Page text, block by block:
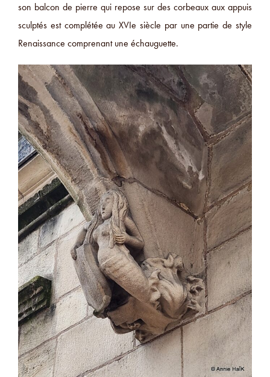
son balcon de pierre qui repose sur des corbeaux aux appuis
sculptés est complétée au XVIe siècle par une partie de style
Renaissance comprenant une échauguette.